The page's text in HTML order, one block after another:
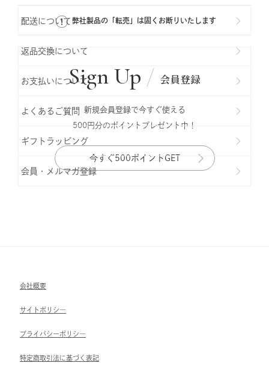
配送について
返品交換について
お支払いについて
よくあるご質問
ギフトラッビング
会員・メルマガ登録
弊社製品の「転売」は固くお断りいたします
Sign Up 会員登録
新規会員登録で今すぐ使える
500円分のポイントプレゼント中！
今すぐ500ポイントGET
会社概要
サイトポリシ―
ブライパシーポリシ―
特定商取引法に基づく表記